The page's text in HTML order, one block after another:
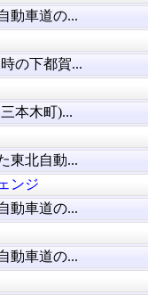
動車道の...
の下都賀...
本木町)...
東北自動...
ンジ
動車道の...
動車道の...